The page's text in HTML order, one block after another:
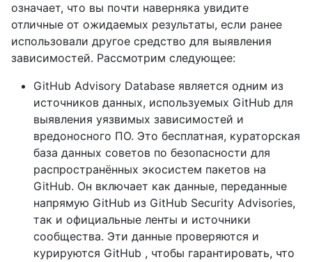
означает, что вы почти наверняка увидите
отличные от ожидаемых результаты, если ранее
использовали другое средство для выявления
зависимостей. Рассмотрим следующее:
GitHub Advisory Database является одним из
источников данных, используемых GitHub для
выявления уязвимых зависимостей и
вредоносного ПО. Это бесплатная, кураторская
база данных советов по безопасности для
распространённых экосистем пакетов на
GitHub. Он включает как данные, переданные
напрямую GitHub из GitHub Security Advisories,
так и официальные ленты и источники
сообщества. Эти данные проверяются и
курируются GitHub , чтобы гарантировать, что